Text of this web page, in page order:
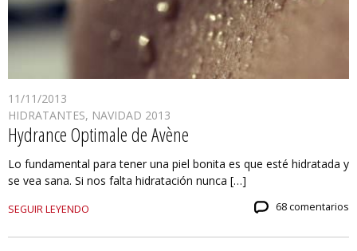
11/11/2013
HIDRATANTES, NAVIDAD 2013
Hydrance Optimale de Avène
Lo fundamental para tener una piel bonita es que esté hidratada y
se vea sana. Si nos falta hidratación nunca […]
SEGUIR LEYENDO 68 comentarios